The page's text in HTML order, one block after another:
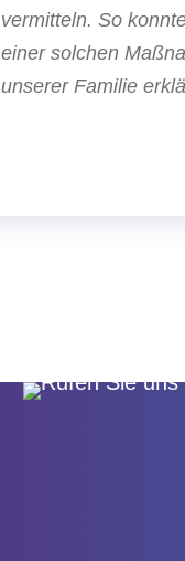
vermitteln. So
einer solchen
unserer Familie